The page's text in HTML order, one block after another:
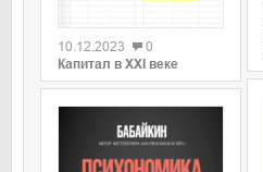
10.12.2023
0
Капитал в XXI веке